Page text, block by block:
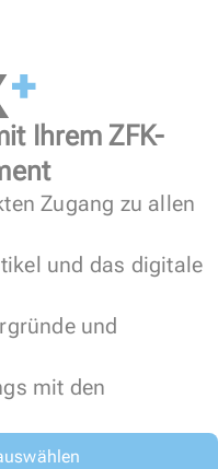
Ihrem ZFK-
Zugang zu allen
und das digitale
und
mit den